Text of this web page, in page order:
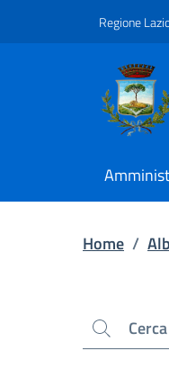
Regione
Home /
Cerca